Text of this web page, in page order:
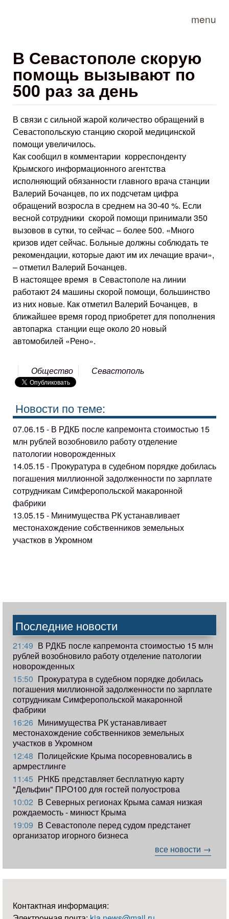
menu
В Севастополе скорую
помощь вызывают по
500 раз за день
В связи с сильной жарой количество обращений в
Севастопольскую станцию скорой медицинской
помощи увеличилось.
Как сообщил в комментарии корреспонденту
Крымского информационного агентства
исполняющий обязанности главного врача станции
Валерий Бочанцев, по их подсчетам цифра
обращений возросла в среднем на 30-40 %. Если
весной сотрудники скорой помощи принимали 350
вызовов в сутки, то сейчас – более 500. «Много
кризов идет сейчас. Больные должны соблюдать те
рекомендации, которые дают им их лечащие врачи»,
– отметил Валерий Бочанцев.
В настоящее время в Севастополе на линии
работают 24 машины скорой помощи, большинство
из них новые. Как отметил Валерий Бочанцев, в
ближайшее время город приобретет для пополнения
автопарка станции еще около 20 новый
автомобилей «Рено».
Общество Севастополь
Новости по теме:
07.06.15 - В РДКБ после капремонта стоимостью 15
млн рублей возобновило работу отделение
патологии новорожденных
14.05.15 - Прокуратура в судебном порядке добилась
погашения миллионной задолженности по зарплате
сотрудникам Симферопольской макаронной
фабрики
13.05.15 - Минимущества РК устанавливает
местонахождение собственников земельных
участков в Укромном
Последние новости
21:49 В РДКБ после капремонта стоимостью 15 млн
рублей возобновило работу отделение патологии
новорожденных
15:50 Прокуратура в судебном порядке добилась
погашения миллионной задолженности по зарплате
сотрудникам Симферопольской макаронной
фабрики
16:26 Минимущества РК устанавливает
местонахождение собственников земельных
участков в Укромном
12:48 Полицейские Крыма посоревновались в
армрестлинге
11:45 РНКБ представляет бесплатную карту
"Дельфин" ПРО100 для гостей полуострова
10:02 В Северных регионах Крыма самая низкая
рождаемость - минюст Крыма
19:09 В Севастополе перед судом предстанет
организатор игорного бизнеса
все новости →
Контактная информация: